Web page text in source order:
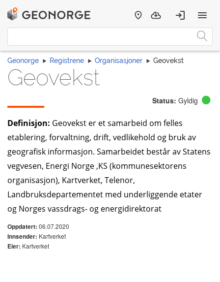
Geonorge Registrene Organisasjoner Geovekst
Geovekst
Status: Gyldig
Definisjon: Geovekst er et samarbeid om felles
etablering, forvaltning, drift, vedlikehold og bruk av
geografisk informasjon. Samarbeidet består av Statens
vegvesen, Energi Norge ,KS (kommunesektorens
organisasjon), Kartverket, Telenor,
Landbruksdepartementet med underliggende etater
og Norges vassdrags- og energidirektorat
Oppdatert: 06.07.2020
Innsender: Kartverket
Eier: Kartverket